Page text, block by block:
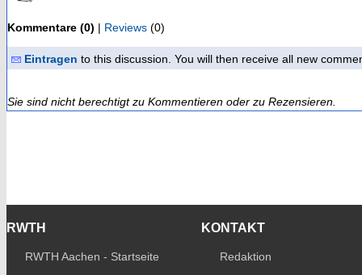
Kommentare (0) | Reviews (0)
Eintragen to this discussion. You will then receive all new
Sie sind nicht berechtigt zu Kommentieren oder zu Rezensieren.
RWTH
RWTH Aachen - Startseite
KONTAKT
Redaktion